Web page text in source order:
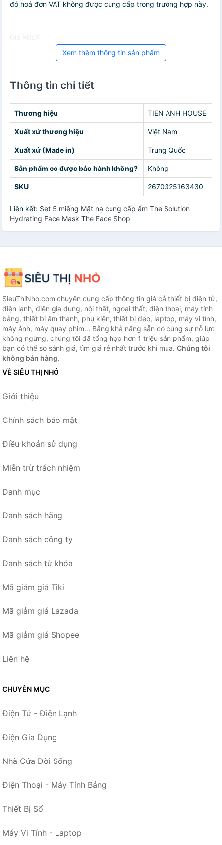
đó hoá đơn VAT không được cung cấp trong trường hợp này.
Giá RBLX
Xem thêm thông tin sản phẩm
Thông tin chi tiết
Thương hiệu TIEN ANH HOUSE
Xuất xứ thương hiệu Việt Nam
Xuất xứ (Made in) Trung Quốc
Sản phẩm có được bảo hành không? Không
SKU 2670325163430
Liên kết: Set 5 miếng Mặt nạ cung cấp ẩm The Solution
Hydrating Face Mask The Face Shop
SieuThiNho.com chuyên cung cấp thông tin giá cả thiết bị điện tử,
điện lạnh, điện gia dụng, nội thất, ngoại thất, điện thoại, máy tính
bảng, thiết bị âm thanh, phụ kiện, thiết bị đeo, laptop, máy vi tính,
máy ảnh, máy quay phim... Bằng khả năng sẵn có cùng sự nỗ lực
không ngừng, chúng tôi đã tổng hợp hơn 1 triệu sản phẩm, giúp
bạn có thể so sánh giá, tìm giá rẻ nhất trước khi mua. Chúng tôi
không bán hàng.
VỀ SIÊU THỊ NHỎ
Giới thiệu
Chính sách bảo mật
Điều khoản sử dụng
Miễn trừ trách nhiệm
Danh mục
Danh sách hãng
Danh sách công ty
Danh sách từ khóa
Mã giảm giá Tiki
Mã giảm giá Lazada
Mã giảm giá Shopee
Liên hệ
CHUYÊN MỤC
Điện Tử - Điện Lạnh
Điện Gia Dụng
Nhà Cửa Đời Sống
Điện Thoại - Máy Tính Bảng
Thiết Bị Số
Máy Vi Tính - Laptop